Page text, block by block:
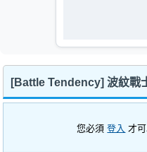
[Battle Tendency] 波紋戰
您必須登入 才